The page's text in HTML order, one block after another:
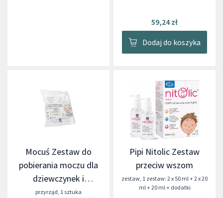
59,24 zł
Dodaj do koszyka
Mocuś Zestaw do
pobierania moczu dla
dziewczynek i
chłopców
przyrząd 1 sztuka
Pipi Nitolic Zestaw
przeciw wszom
zestaw 1 zestaw: 2 x 50 ml + 2 x 20
ml + 20 ml + dodatki